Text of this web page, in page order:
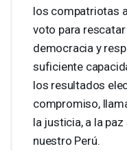
los compatriotas
voto para rescatar
democracia y
suficiente
los resultados
compromiso,
la justicia, a la
nuestro Perú.